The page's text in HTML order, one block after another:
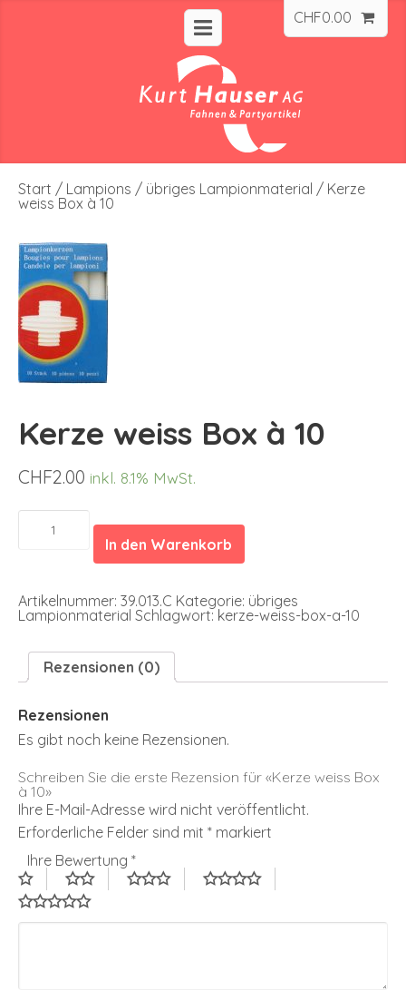
CHF0.00
Start / Lampions / übriges Lampionmaterial / Kerze
weiss Box à 10
Kerze weiss Box à 10
CHF2.00 inkl. 8.1% MwSt.
Kerze
weiss
Box
In den Warenkorb
Artikelnummer: 39.013.C Kategorie: übriges
Lampionmaterial Schlagwort: kerze-weiss-box-a-10
Rezensionen (0)
Rezensionen
Es gibt noch keine Rezensionen.
Schreiben Sie die erste Rezension für «Kerze weiss Box
à 10»
Ihre E-Mail-Adresse wird nicht veröffentlicht.
Erforderliche Felder sind mit * markiert
Ihre Bewertung *